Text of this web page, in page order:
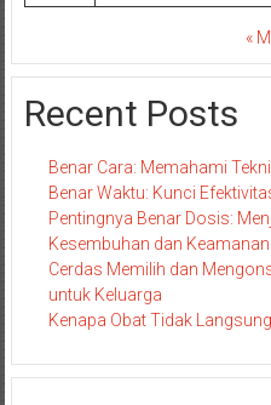
«
Recent Posts
Benar Cara: Memahami
Benar Waktu: Kunci
Pentingnya Benar Dosis:
Kesembuhan dan Keamanan
Cerdas Memilih dan
untuk Keluarga
Kenapa Obat Tidak